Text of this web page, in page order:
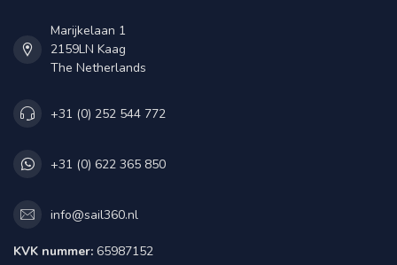
Marijkelaan 1
2159LN Kaag
The Netherlands
+31 (0) 252 544 772
+31 (0) 622 365 850
info@sail360.nl
KVK nummer: 65987152